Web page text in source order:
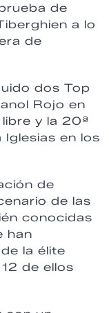
de
a lo
de
dos Top
Rojo en
y la 20ª
Iglesias en los
de
de las
conocidas
han
la élite
de ellos